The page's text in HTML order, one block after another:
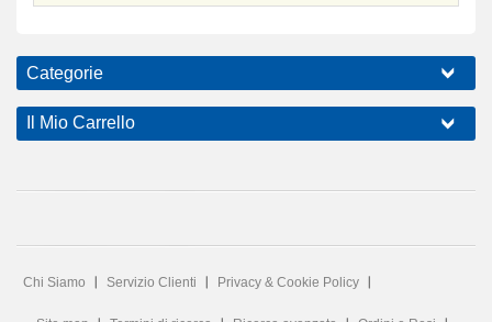
Categorie
Il Mio Carrello
Chi Siamo Servizio Clienti Privacy & Cookie Policy